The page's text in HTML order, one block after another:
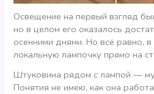
Освещение на первый взгляд
но в целом его оказалось
осенними днями. Но всё равно,
локальную лампочку прямо на
Штуковина рядом с лампой —
Понятия не имею, как она